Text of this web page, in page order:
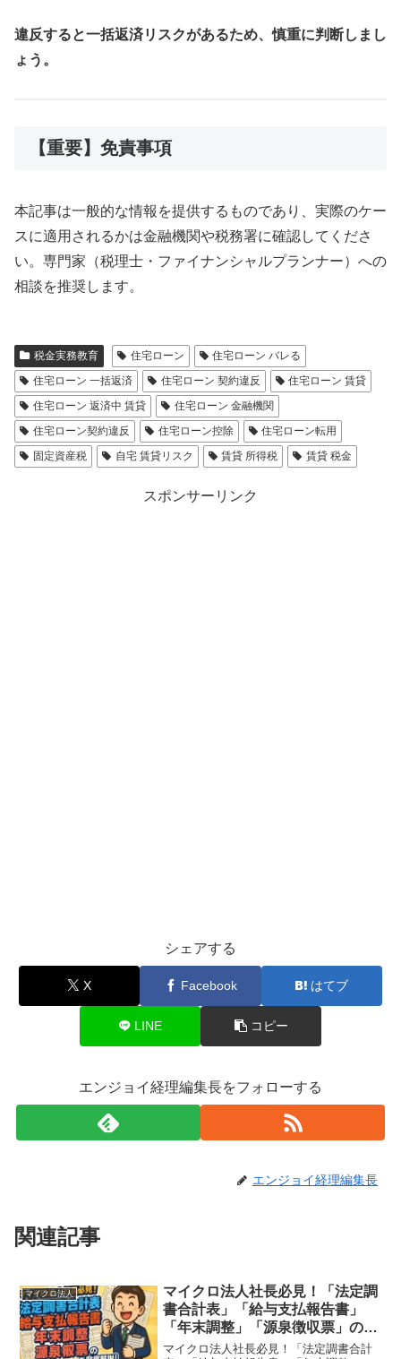
違反すると一括返済リスクがあるため、慎重に判断しまし
ょう。
【重要】免責事項
本記事は一般的な情報を提供するものであり、実際のケー
スに適用されるかは金融機関や税務署に確認してくださ
い。専門家（税理士・ファイナンシャルプランナー）への
相談を推奨します。
税金実務教育 住宅ローン
住宅ローン バレる
住宅ローン 一括返済
住宅ローン 契約違反
住宅ローン 賃貸
住宅ローン 返済中 賃貸
住宅ローン 金融機関
住宅ローン契約違反
住宅ローン控除
住宅ローン転用
固定資産税
自宅 賃貸リスク 賃貸 所得税 賃貸 税金
スポンサーリンク
シェアする
X Facebook はてブ
LINE コピー
エンジョイ経理編集長をフォローする
エンジョイ経理編集長
関連記事
マイクロ法人
マイクロ法人社長必見！「法定調
書合計表」「給与支払報告書」
「年末調整」「源泉徴収票」の書
き方と提出、全体像を徹底解説！
マイクロ法人社長必見！「法定調書合計